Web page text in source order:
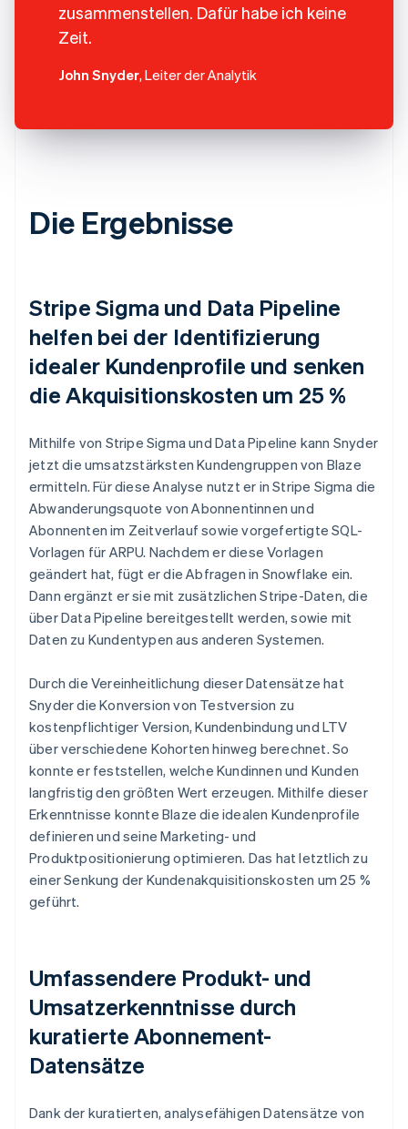
zusammenstellen. Dafür habe ich keine
Zeit.
John Snyder, Leiter der Analytik
Die Ergebnisse
Stripe Sigma und Data Pipeline
helfen bei der Identifizierung
idealer Kundenprofile und senken
die Akquisitionskosten um 25 %
Mithilfe von Stripe Sigma und Data Pipeline kann Snyder
jetzt die umsatzstärksten Kundengruppen von Blaze
ermitteln. Für diese Analyse nutzt er in Stripe Sigma die
Abwanderungsquote von Abonnentinnen und
Abonnenten im Zeitverlauf sowie vorgefertigte SQL-
Vorlagen für ARPU. Nachdem er diese Vorlagen
geändert hat, fügt er die Abfragen in Snowflake ein.
Dann ergänzt er sie mit zusätzlichen Stripe-Daten, die
über Data Pipeline bereitgestellt werden, sowie mit
Daten zu Kundentypen aus anderen Systemen.
Durch die Vereinheitlichung dieser Datensätze hat
Snyder die Konversion von Testversion zu
kostenpflichtiger Version, Kundenbindung und LTV
über verschiedene Kohorten hinweg berechnet. So
konnte er feststellen, welche Kundinnen und Kunden
langfristig den größten Wert erzeugen. Mithilfe dieser
Erkenntnisse konnte Blaze die idealen Kundenprofile
definieren und seine Marketing- und
Produktpositionierung optimieren. Das hat letztlich zu
einer Senkung der Kundenakquisitionskosten um 25 %
geführt.
Umfassendere Produkt- und
Umsatzerkenntnisse durch
kuratierte Abonnement-
Datensätze
Dank der kuratierten, analysefähigen Datensätze von